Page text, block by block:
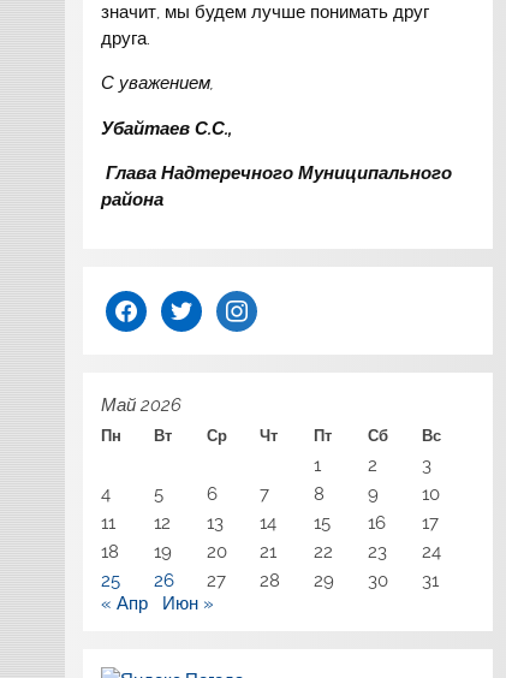
значит, мы будем лучше понимать друг
друга.
С уважением,
Убайтаев С.С.,
Глава Надтеречного Муниципального
района
facebooktwitter instagram
Май 2026
Пн Вт Ср Чт Пт Сб Вс
1 2
3
4
5 6 7 8 9
10
11
12 13 14 15 16
17
18
19 20 21 22 23
24
25
26 27 28 29 30
31
« Апр
Июн »